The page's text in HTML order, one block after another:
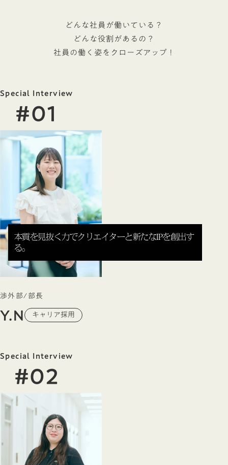
どんな社員が働いている？
どんな役割があるの？
社員の働く姿をクローズアップ！
Special Interview
#01
本質を見抜く力でクリエイターと新たなIPを創出す
る。
渉外部/部長
Y.N キャリア採用
Special Interview
#02